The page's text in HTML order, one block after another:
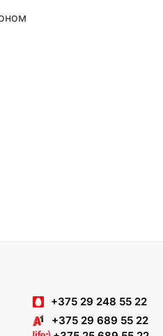
+375 29 248 55 22
+375 29 689 55 22